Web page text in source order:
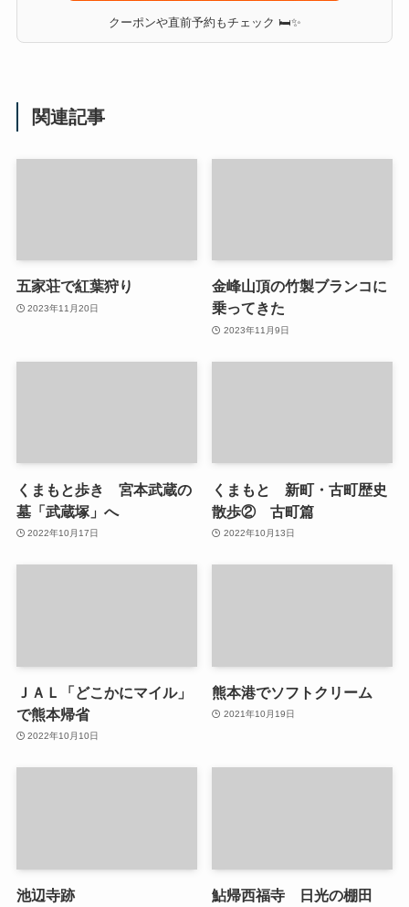
クーポンや直前予約もチェック 🛏✨
関連記事
五家荘で紅葉狩り
2023年11月20日
金峰山頂の竹製ブランコに
乗ってきた
2023年11月9日
くまもと歩き 宮本武蔵の
墓「武蔵塚」へ
2022年10月17日
くまもと 新町・古町歴史
散歩② 古町篇
2022年10月13日
ＪＡＬ「どこかにマイル」
で熊本帰省
2022年10月10日
熊本港でソフトクリーム
2021年10月19日
池辺寺跡
鮎帰西福寺 日光の棚田